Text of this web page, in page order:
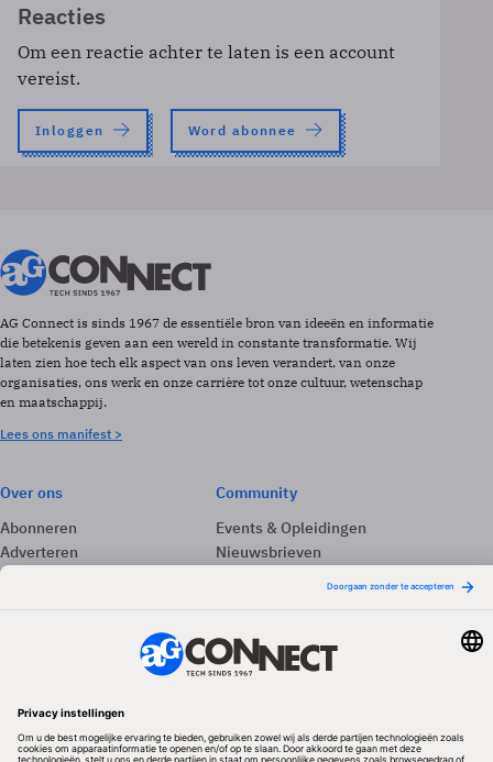
Reacties
Om een reactie achter te laten is een account
vereist.
Inloggen Word abonnee
AG Connect is sinds 1967 de essentiële bron van ideeën en informatie
die betekenis geven aan een wereld in constante transformatie. Wij
laten zien hoe tech elk aspect van ons leven verandert, van onze
organisaties, ons werk en onze carrière tot onze cultuur, wetenschap
en maatschappij.
Lees ons manifest >
Over ons
Abonneren
Adverteren
Contact
Community
Events & Opleidingen
Nieuwsbrieven